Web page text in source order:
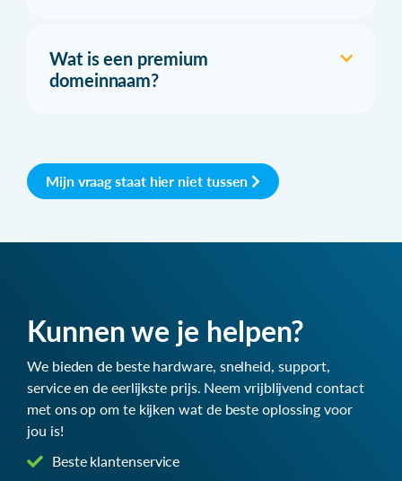
Wat is een premium
domeinnaam?
Mijn vraag staat hier niet tussen
Kunnen we je helpen?
We bieden de beste hardware, snelheid, support,
service en de eerlijkste prijs. Neem vrijblijvend contact
met ons op om te kijken wat de beste oplossing voor
jou is!
Beste klantenservice